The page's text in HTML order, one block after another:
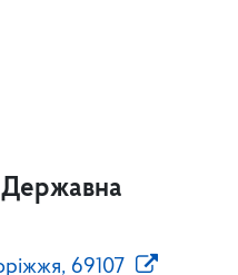
Державна
69107